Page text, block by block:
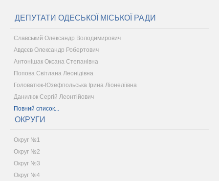
ДЕПУТАТИ ОДЕСЬКОЇ МІСЬКОЇ РАДИ
Славський Олександр Володимирович
Авдєєв Олександр Робертович
Антонішак Оксана Степанівна
Попова Світлана Леонідівна
Головатюк-Юзефпольська Ірина Ліонеліївна
Данилюк Сергій Леонтійович
Повний список...
ОКРУГИ
Округ №1
Округ №2
Округ №3
Округ №4